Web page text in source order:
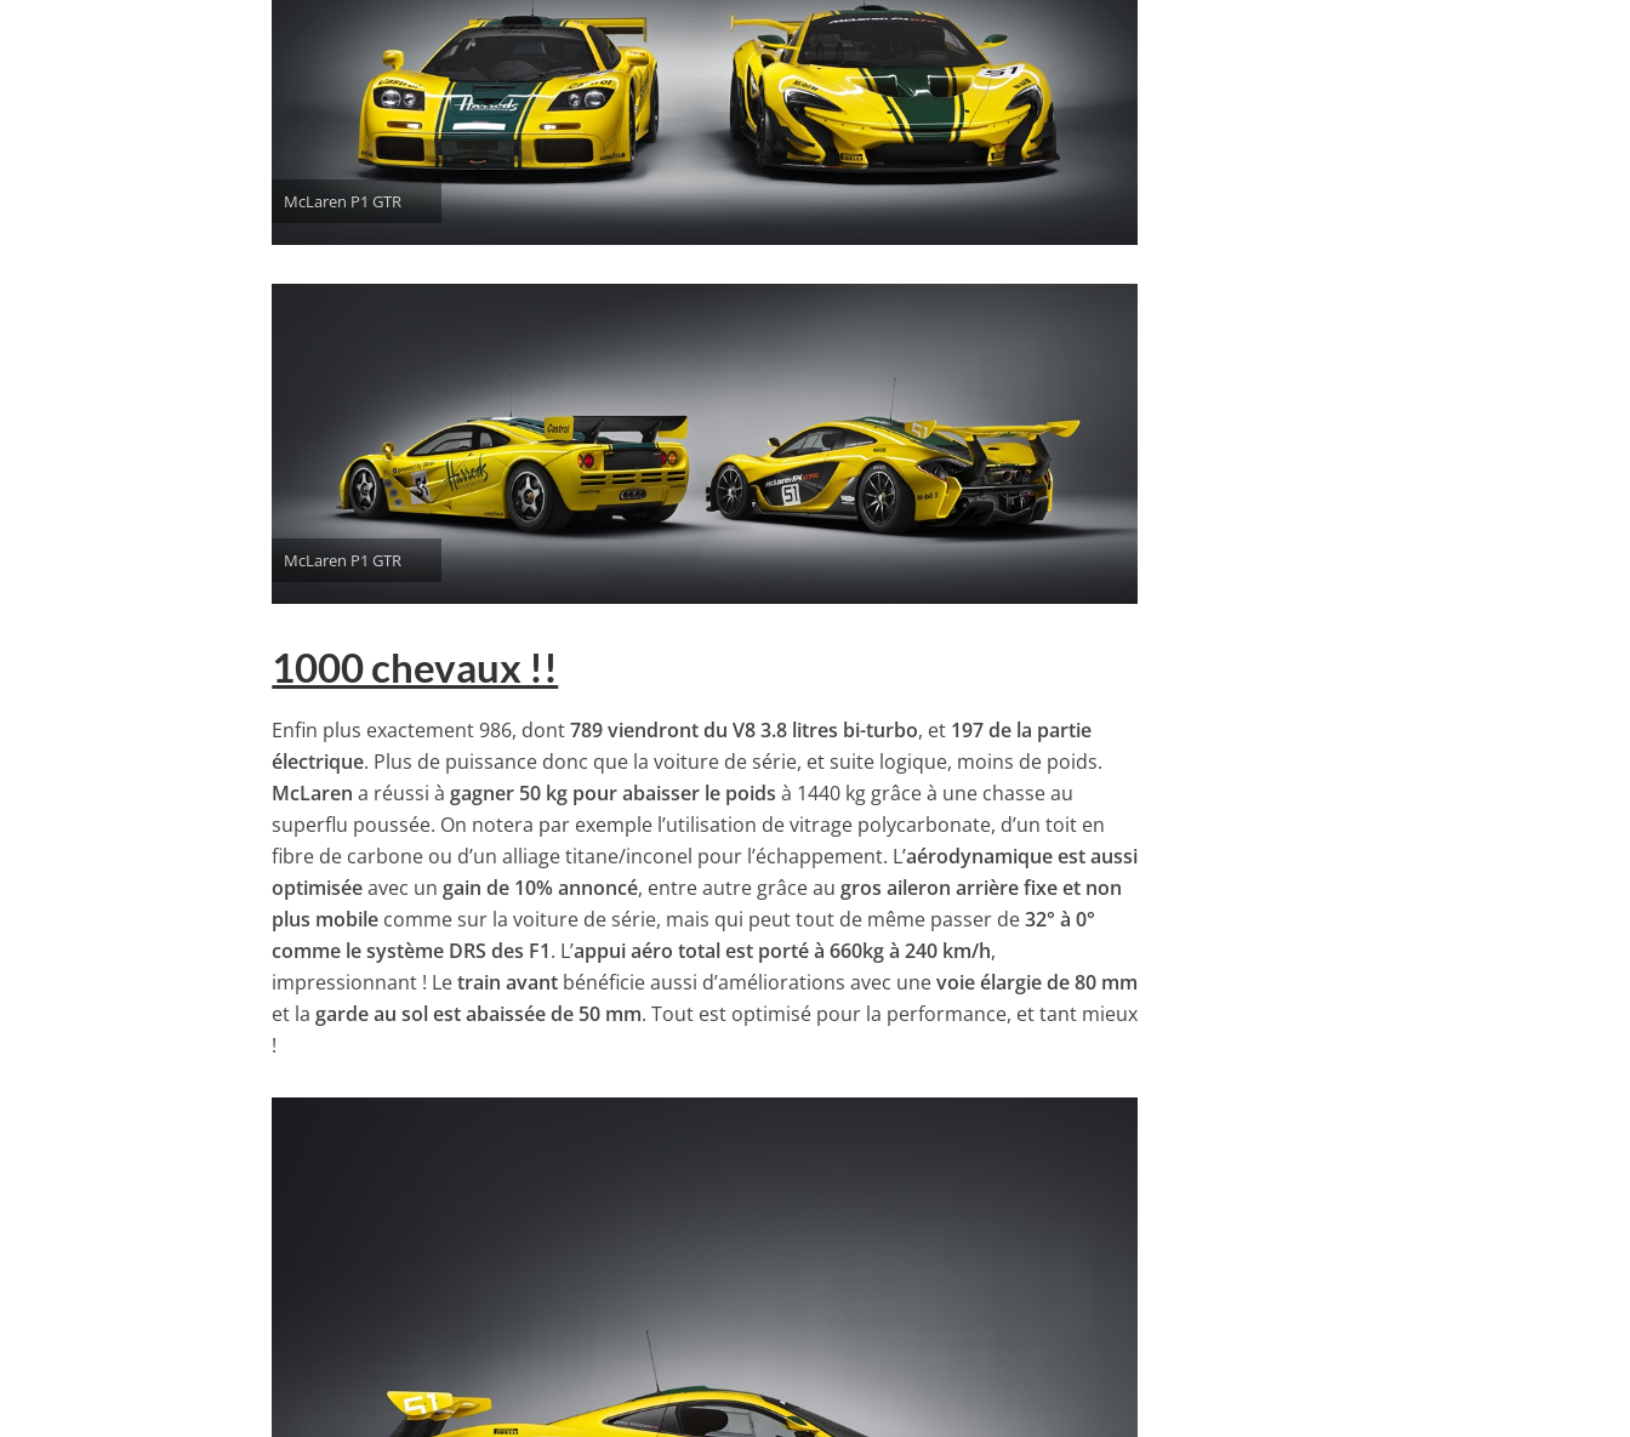
McLaren P1 GTR
McLaren P1 GTR
1000 chevaux !!
Enfin plus exactement 986, dont789 viendront du V8 3.8 litres bi-turbo, et 197 de la partie
électrique. Plus de puissance donc que la voiture de série, et suite logique, moins de poids.
McLaren a réussi àgagner 50 kg pour abaisser le poids à 1440 kg grâce à une chasse au
superflu poussée. On notera par exemple l’utilisation de vitrage polycarbonate, d’un toit en
fibre de carbone ou d’un alliage titane/inconel pour l’échappement. L’aérodynamique est aussi
optimiséeavec ungain de 10% annoncé, entre autre grâce augros aileron arrière fixe et non
plus mobile comme sur la voiture de série, mais qui peut tout de même passer de32° à 0°
comme le système DRS des F1. L’appui aéro total est porté à 660kg à 240 km/h,
impressionnant ! Letrain avant bénéficie aussi d’améliorations avec unevoie élargie de 80 mm
et lagarde au sol est abaissée de 50 mm. Tout est optimisé pour la performance, et tant mieux
!